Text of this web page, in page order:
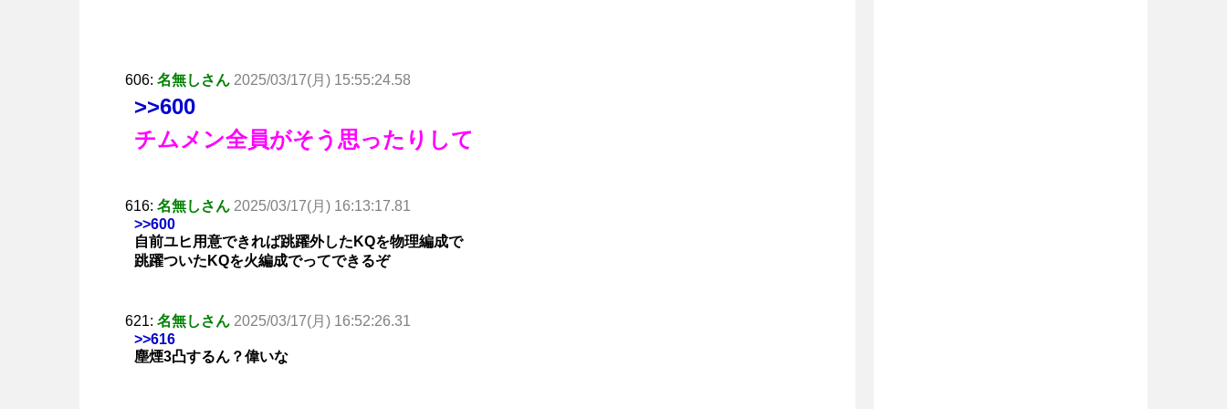
606: 名無しさん 2025/03/17(月) 15:55:24.58
>>600
チムメン全員がそう思ったりして
616: 名無しさん 2025/03/17(月) 16:13:17.81
>>600
自前ユヒ用意できれば跳躍外したKQを物理編成で
跳躍ついたKQを火編成でってできるぞ
621: 名無しさん 2025/03/17(月) 16:52:26.31
>>616
塵煙3凸するん？偉いな